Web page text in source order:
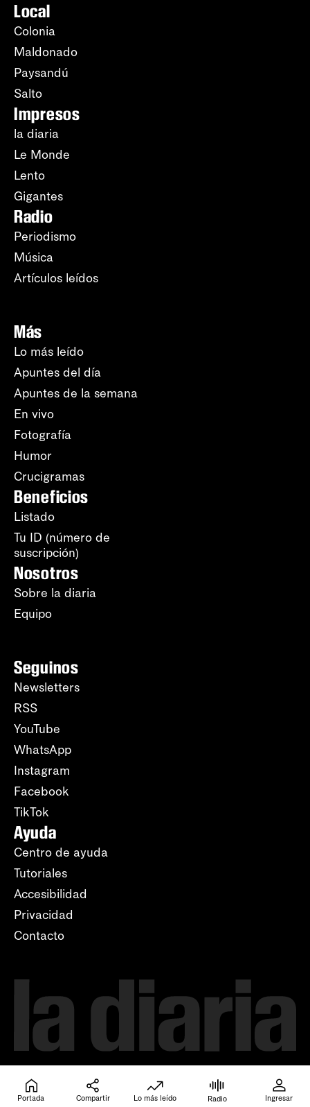
Local
Colonia
Maldonado
Paysandú
Salto
Impresos
la diaria
Le Monde
Lento
Gigantes
Radio
Periodismo
Música
Artículos leídos
Más
Lo más leído
Apuntes del día
Apuntes de la semana
En vivo
Fotografía
Humor
Crucigramas
Beneficios
Listado
Tu ID (número de
suscripción)
Nosotros
Sobre la diaria
Equipo
Seguinos
Newsletters
RSS
YouTube
WhatsApp
Instagram
Facebook
TikTok
Ayuda
Centro de ayuda
Tutoriales
Accesibilidad
Privacidad
Contacto
Portada Compartir Lo más leído Radio Ingresar